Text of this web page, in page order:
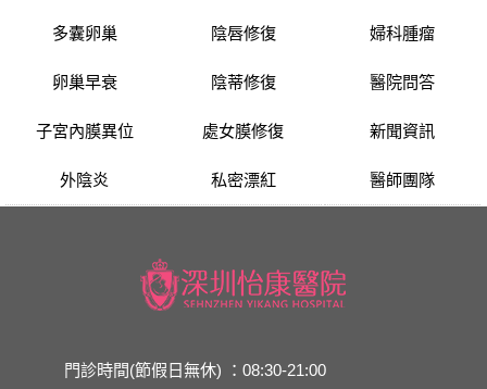
多囊卵巢
卵巢早衰
子宮內膜異位
外陰炎
陰唇修復
陰蒂修復
處女膜修復
私密漂紅
婦科腫瘤
醫院問答
新聞資訊
醫師團隊
門診時間(節假日無休) ：08:30-21:00